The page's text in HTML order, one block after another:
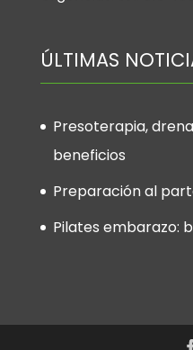
ÚLTIMAS
Presoterapia,
beneficios
Preparación al
Pilates embarazo: